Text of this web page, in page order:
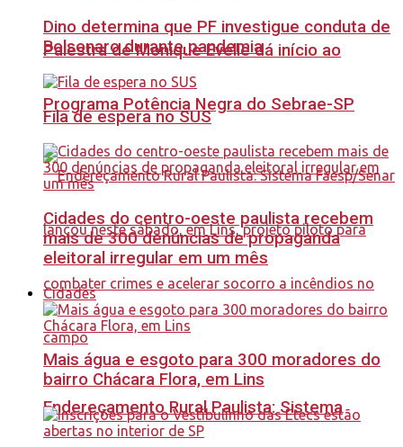
Palestra de Monique Evelle dá início ao
Programa Potência Negra do Sebrae-SP
Endereçamento Rural Paulista: Sistema
Dino determina que PF investigue conduta de
Bolsonaro durante pandemia
Fila de espera no SUS
Cidades do centro-oeste paulista recebem
mais de 300 denúncias de propaganda
eleitoral irregular em um mês
Cidades
Mais água e esgoto para 300 moradores do
bairro Chácara Flora, em Lins